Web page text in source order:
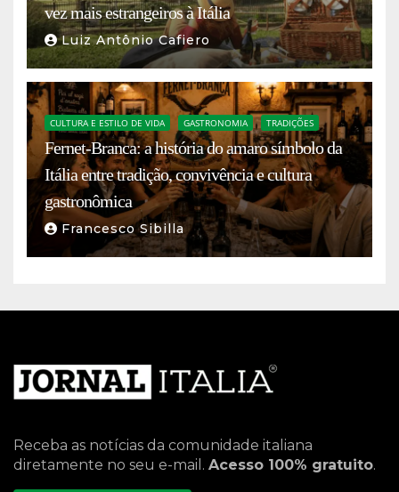
vez mais estrangeiros à Itália
Luiz Antônio Cafiero
CULTURA E ESTILO DE VIDA GASTRONOMIA TRADIÇÕES
Fernet-Branca: a história do amaro símbolo da
Itália entre tradição, convivência e cultura
gastronômica
Francesco Sibilla
Receba as notícias da comunidade italiana
diretamente no seu e-mail. Acesso 100% gratuito.